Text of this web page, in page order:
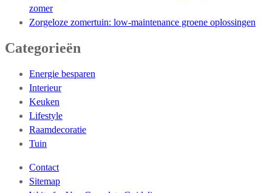
zomer
Zorgeloze zomertuin: low-maintenance groene oplossingen
Categorieën
Energie besparen
Interieur
Keuken
Lifestyle
Raamdecoratie
Tuin
Contact
Sitemap